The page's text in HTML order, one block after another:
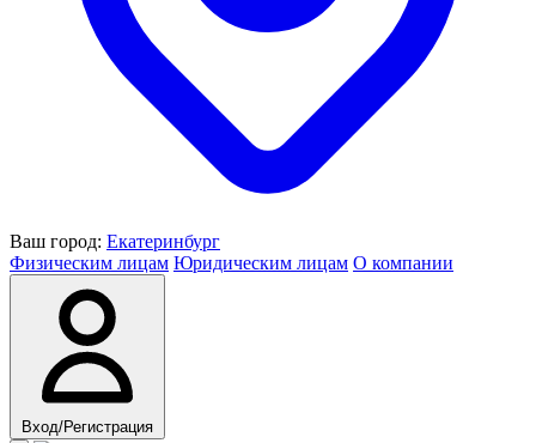
Ваш город: Екатеринбург
Физическим лицам Юридическим лицам О компании
Вход/Регистрация